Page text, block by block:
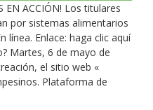
EN ACCIÓN! Los titulares
por sistemas alimentarios
línea. Enlace: haga clic aquí
Martes, 6 de mayo de
el sitio web «
Plataforma de